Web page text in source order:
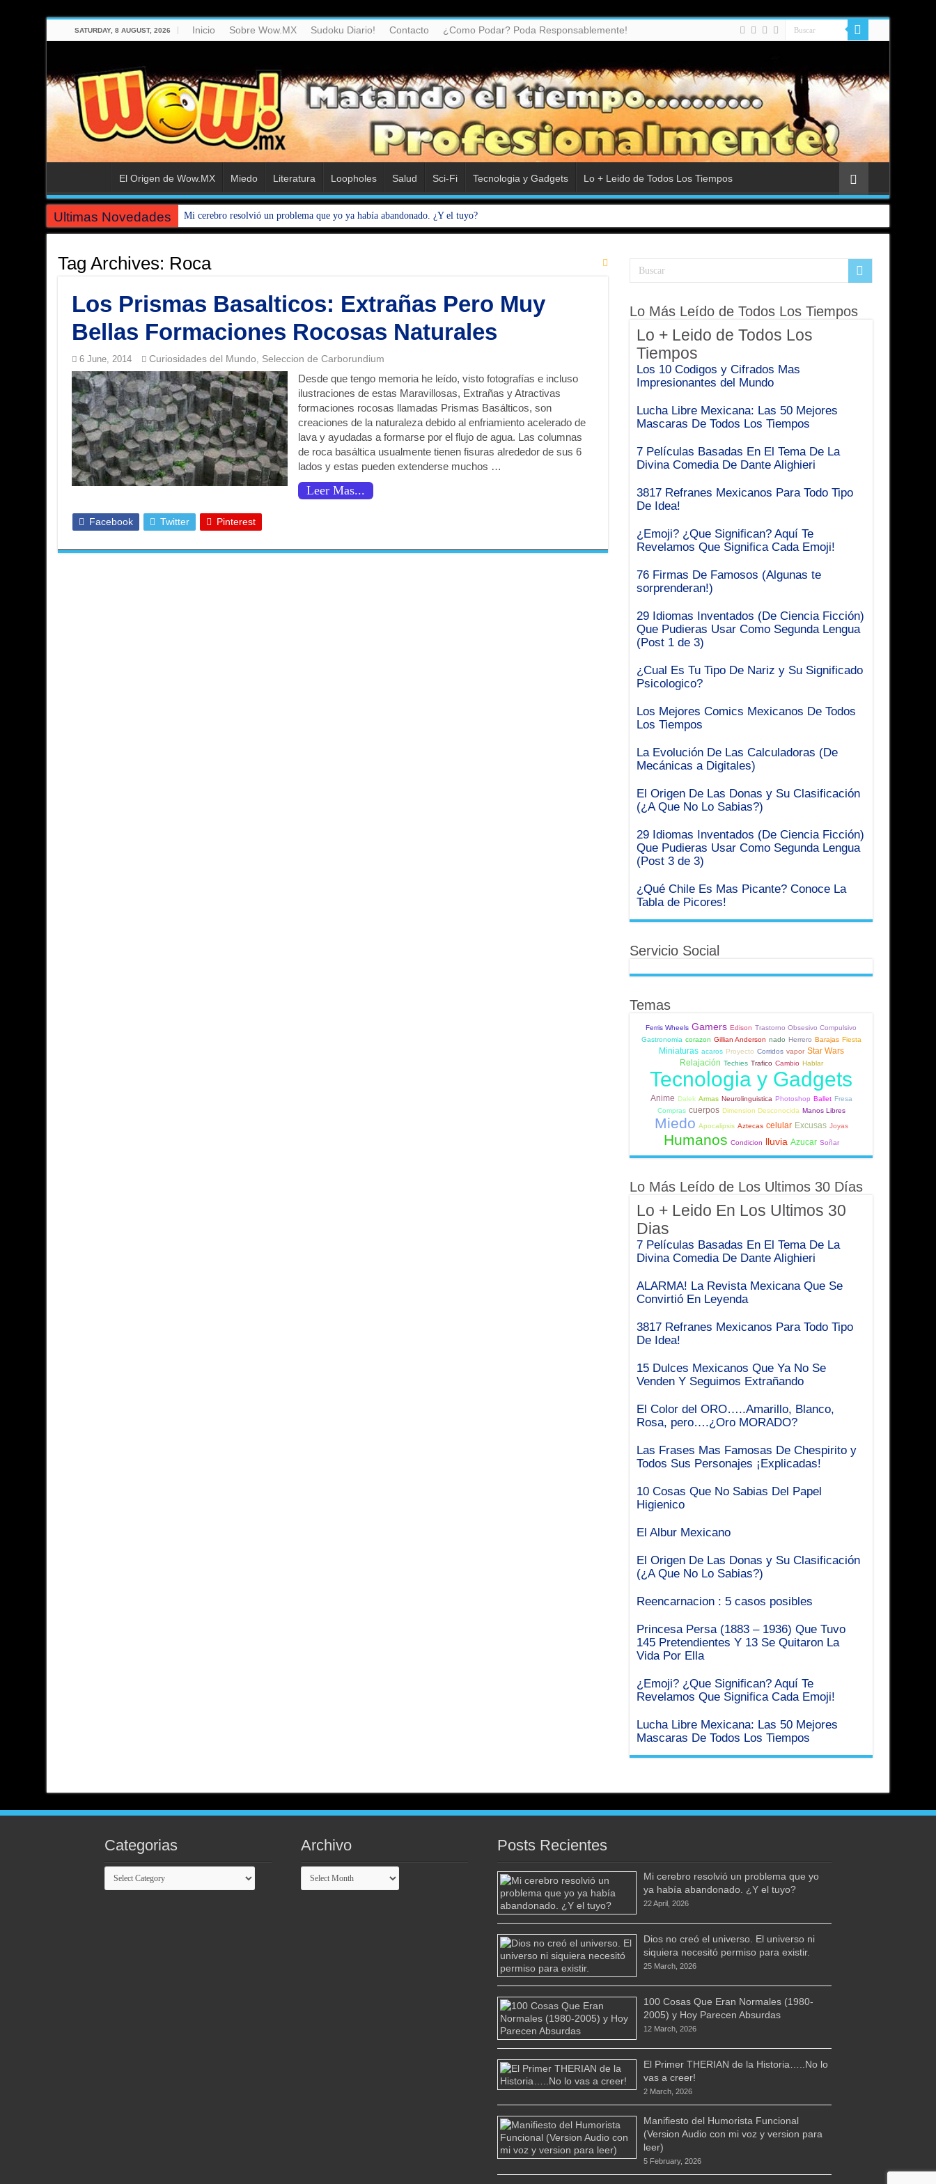
SATURDAY, 8 AUGUST, 2026 Inicio Sobre Wow.MX Sudoku Diario! Contacto ¿Como Podar? Poda Responsablemente!
El Origen de Wow.MX Miedo Literatura Loopholes Salud Sci-Fi Tecnologia y Gadgets Lo + Leido de Todos Los Tiempos
Ultimas Novedades Mi cerebro resolvió un problema que yo ya había abandonado. ¿Y el tuyo?
Tag Archives: Roca
Los Prismas Basalticos: Extrañas Pero Muy
Bellas Formaciones Rocosas Naturales
6 June, 2014 Curiosidades del Mundo Seleccion de Carborundium
Desde que tengo memoria he leído, visto fotografías e incluso
ilustraciones de estas Maravillosas, Extrañas y Atractivas
formaciones rocosas llamadas Prismas Basálticos, son
creaciones de la naturaleza debido al enfriamiento acelerado de
lava y ayudadas a formarse por el flujo de agua. Las columnas
de roca basáltica usualmente tienen fisuras alrededor de sus 6
lados y estas pueden extenderse muchos …
Leer Mas...
Facebook Twitter Pinterest
Lo Más Leído de Todos Los Tiempos
Lo + Leido de Todos Los
Tiempos
Los 10 Codigos y Cifrados Mas
Impresionantes del Mundo
Lucha Libre Mexicana: Las 50 Mejores
Mascaras De Todos Los Tiempos
7 Películas Basadas En El Tema De La
Divina Comedia De Dante Alighieri
3817 Refranes Mexicanos Para Todo Tipo
De Idea!
¿Emoji? ¿Que Significan? Aquí Te
Revelamos Que Significa Cada Emoji!
76 Firmas De Famosos (Algunas te
sorprenderan!)
29 Idiomas Inventados (De Ciencia Ficción)
Que Pudieras Usar Como Segunda Lengua
(Post 1 de 3)
¿Cual Es Tu Tipo De Nariz y Su Significado
Psicologico?
Los Mejores Comics Mexicanos De Todos
Los Tiempos
La Evolución De Las Calculadoras (De
Mecánicas a Digitales)
El Origen De Las Donas y Su Clasificación
(¿A Que No Lo Sabias?)
29 Idiomas Inventados (De Ciencia Ficción)
Que Pudieras Usar Como Segunda Lengua
(Post 3 de 3)
¿Qué Chile Es Mas Picante? Conoce La
Tabla de Picores!
Servicio Social
Temas
Ferris Wheels Gamers Edison Trastorno Obsesivo Compulsivo
Gastronomia corazon Gillian Anderson nado Herrero Barajas Fiesta
Miniaturas acaros Proyecto Corridos vapor Star Wars
Relajación Techies Trafico Cambio Hablar
Tecnologia y Gadgets
Anime Dalek Armas Neurolinguistica Photoshop Ballet Fresa
Compras cuerpos Dimension Desconocida Manos Libres
Miedo Apocalipsis Aztecas celular Excusas Joyas
Humanos Condicion lluvia Azucar Soñar
Lo Más Leído de Los Ultimos 30 Días
Lo + Leido En Los Ultimos 30
Dias
7 Películas Basadas En El Tema De La
Divina Comedia De Dante Alighieri
ALARMA! La Revista Mexicana Que Se
Convirtió En Leyenda
3817 Refranes Mexicanos Para Todo Tipo
De Idea!
15 Dulces Mexicanos Que Ya No Se
Venden Y Seguimos Extrañando
El Color del ORO…..Amarillo, Blanco,
Rosa, pero….¿Oro MORADO?
Las Frases Mas Famosas De Chespirito y
Todos Sus Personajes ¡Explicadas!
10 Cosas Que No Sabias Del Papel
Higienico
El Albur Mexicano
El Origen De Las Donas y Su Clasificación
(¿A Que No Lo Sabias?)
Reencarnacion : 5 casos posibles
Princesa Persa (1883 – 1936) Que Tuvo
145 Pretendientes Y 13 Se Quitaron La
Vida Por Ella
¿Emoji? ¿Que Significan? Aquí Te
Revelamos Que Significa Cada Emoji!
Lucha Libre Mexicana: Las 50 Mejores
Mascaras De Todos Los Tiempos
Categorias
Categorias
Archivo
Archivo
Posts Recientes
Mi cerebro resolvió un problema que yo
ya había abandonado. ¿Y el tuyo?
22 April, 2026
Dios no creó el universo. El universo ni
siquiera necesitó permiso para existir.
25 March, 2026
100 Cosas Que Eran Normales (1980-
2005) y Hoy Parecen Absurdas
12 March, 2026
El Primer THERIAN de la Historia…..No lo
vas a creer!
2 March, 2026
Manifiesto del Humorista Funcional
(Version Audio con mi voz y version para
leer)
5 February, 2026